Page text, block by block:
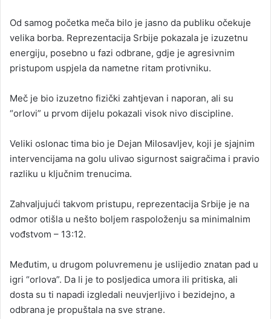
Od samog početka meča bilo je jasno da publiku očekuje
velika borba. Reprezentacija Srbije pokazala je izuzetnu
energiju, posebno u fazi odbrane, gdje je agresivnim
pristupom uspjela da nametne ritam protivniku.
Meč je bio izuzetno fizički zahtjevan i naporan, ali su
“orlovi” u prvom dijelu pokazali visok nivo discipline.
Veliki oslonac tima bio je Dejan Milosavljev, koji je sjajnim
intervencijama na golu ulivao sigurnost saigračima i pravio
razliku u ključnim trenucima.
Zahvaljujući takvom pristupu, reprezentacija Srbije je na
odmor otišla u nešto boljem raspoloženju sa minimalnim
vođstvom – 13:12.
Međutim, u drugom poluvremenu je uslijedio znatan pad u
igri “orlova”. Da li je to posljedica umora ili pritiska, ali
dosta su ti napadi izgledali neuvjerljivo i bezidejno, a
odbrana je propuštala na sve strane.